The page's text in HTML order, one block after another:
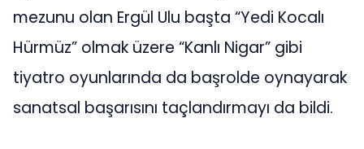
mezunu olan Ergül Ulu başta “Yedi Kocalı
Hürmüz” olmak üzere “Kanlı Nigar” gibi
tiyatro oyunlarında da başrolde oynayarak
sanatsal başarısını taçlandırmayı da bildi.